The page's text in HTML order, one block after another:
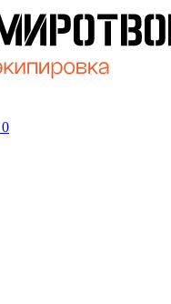
0